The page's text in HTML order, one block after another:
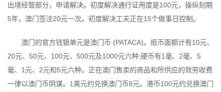
出境经管部分，申请解决。初度解决通行证用度是100元，操纵刻期
5年，澳门签注20元一次。初度解决工夫正在15个做事日控制。
澳门的官方钱银单元是澳门币 (PATACA)。纸币面额计有10元、
20元、50元、100元、500元及1000元六种;硬币有1毫、2毫、5
毫、1元、2元和5元六种。正在澳门售卖的商品和所供应的效劳收费
一律以澳门币阴谋。1美元约兑换澳门币8元。港币100元约兑换澳门